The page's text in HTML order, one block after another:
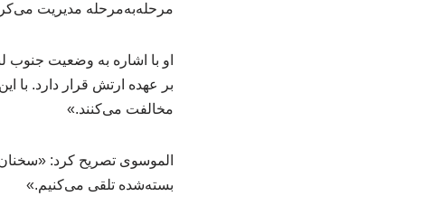
مرحله‌به‌مرحله مدیریت
او با اشاره به وضعیت
بر عهده ارتش قرار دارد. با
مخالفت می‌کنند.»
الموسوی تصریح کرد:
بسته‌شده تلقی می‌کنیم.»